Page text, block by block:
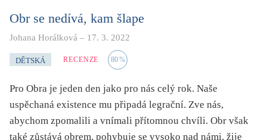
Obr se nedívá, kam šlape
Johana Horálková – 17. 3. 2022
DĚTSKÁ RECENZE 80%
Pro Obra je jeden den jako pro nás celý rok. Naše
uspěchaná existence mu připadá legrační. Zve nás,
abychom zpomalili a vnímali přítomnou chvíli. Obr však
také zůstává obrem, pohybuje se vysoko nad námi, žije